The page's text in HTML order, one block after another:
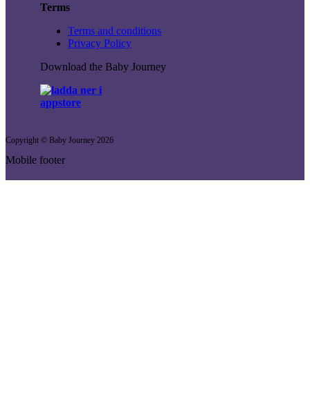
Terms
Terms and conditions
Privacy Policy
Download the Baby Journey
Copyright © Baby Journey 2026
Mobile footer